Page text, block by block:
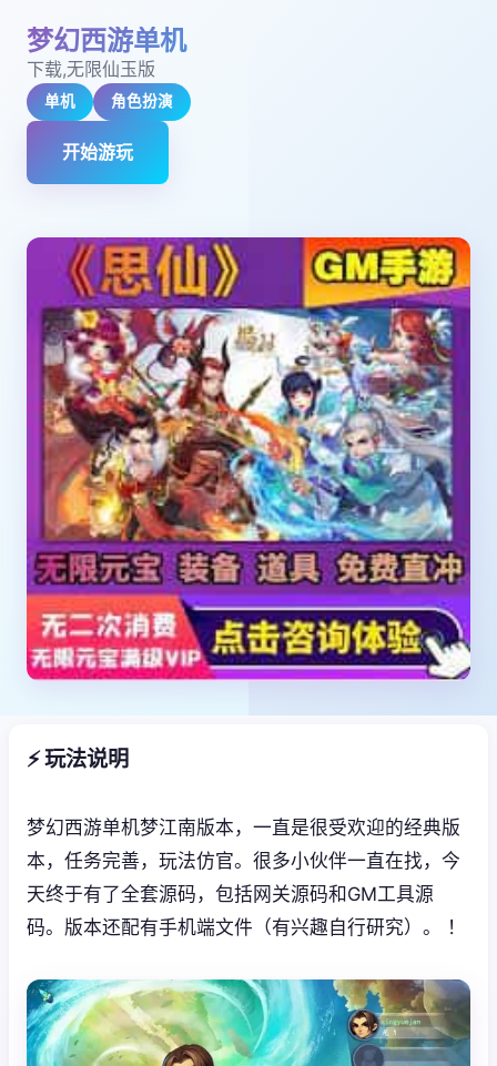
梦幻西游单机
下载,无限仙玉版
单机 角色扮演
开始游玩
⚡ 玩法说明
梦幻西游单机梦江南版本，一直是很受欢迎的经典版
本，任务完善，玩法仿官。很多小伙伴一直在找，今
天终于有了全套源码，包括网关源码和GM工具源
码。版本还配有手机端文件（有兴趣自行研究）。 ！